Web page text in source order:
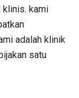
klinis. kami
adalah klinik
satu